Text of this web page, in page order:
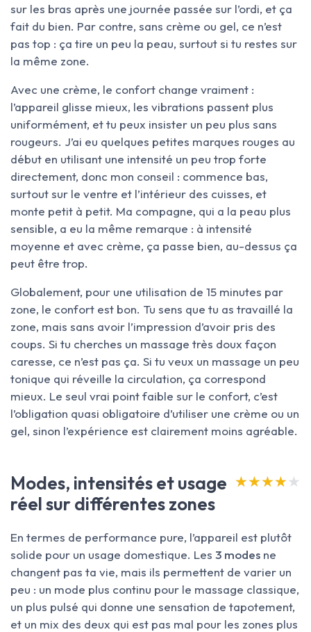
sur les bras après une journée passée sur l’ordi, et ça
fait du bien. Par contre, sans crème ou gel, ce n’est
pas top : ça tire un peu la peau, surtout si tu restes sur
la même zone.
Avec une crème, le confort change vraiment :
l’appareil glisse mieux, les vibrations passent plus
uniformément, et tu peux insister un peu plus sans
rougeurs. J’ai eu quelques petites marques rouges au
début en utilisant une intensité un peu trop forte
directement, donc mon conseil : commence bas,
surtout sur le ventre et l’intérieur des cuisses, et
monte petit à petit. Ma compagne, qui a la peau plus
sensible, a eu la même remarque : à intensité
moyenne et avec crème, ça passe bien, au-dessus ça
peut être trop.
Globalement, pour une utilisation de 15 minutes par
zone, le confort est bon. Tu sens que tu as travaillé la
zone, mais sans avoir l’impression d’avoir pris des
coups. Si tu cherches un massage très doux façon
caresse, ce n’est pas ça. Si tu veux un massage un peu
tonique qui réveille la circulation, ça correspond
mieux. Le seul vrai point faible sur le confort, c’est
l’obligation quasi obligatoire d’utiliser une crème ou un
gel, sinon l’expérience est clairement moins agréable.
Modes, intensités et usage
réel sur différentes zones
★★★★★
★★★★★
En termes de performance pure, l’appareil est plutôt
solide pour un usage domestique. Les 3 modes ne
changent pas ta vie, mais ils permettent de varier un
peu : un mode plus continu pour le massage classique,
un plus pulsé qui donne une sensation de tapotement,
et un mix des deux qui est pas mal pour les zones plus